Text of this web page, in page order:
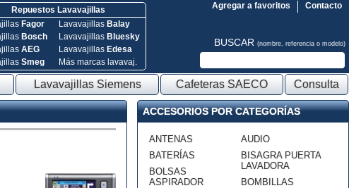
Repuestos Lavavajillas
Fagor
Bosch
AEG
Smeg
Lavavajillas Balay
Lavavajillas Bluesky
Lavavajillas Edesa
Más marcas lavavaj.
Contacto
Agregar a favoritos
BUSCAR (nombre, referencia o modelo)
Lavavajillas Siemens Cafeteras SAECO Consulta
ACCESORIOS POR CATEGORÍAS
ANTENAS
BATERÍAS
BOLSAS
ASPIRADOR
AUDIO
BISAGRA PUERTA
LAVADORA
BOMBILLAS